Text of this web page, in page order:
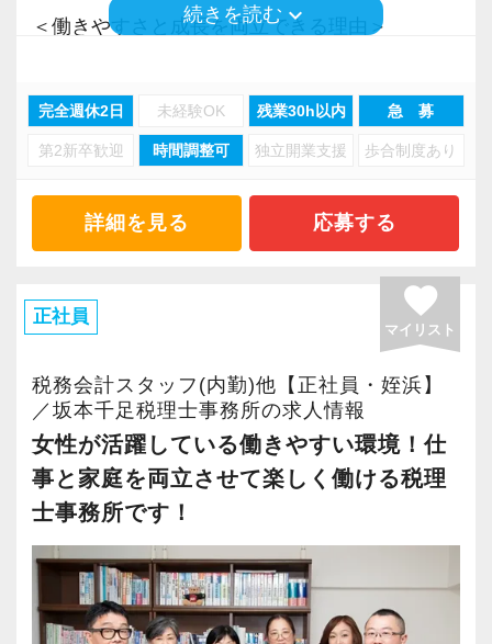
＜働きやすさと成長を両立できる理由＞
・分業体制で業務負担を軽減
・顧客対応や提案業務に集中可能
・資産税や相続など専門性の高い案件あり
・経験値が自然と積み上がる環境
・有給取得率90％以上
・繁忙期も月30～40h程度
・男性の育休取得率100％
・テレワーク導入済み
・全席デュアルモニタ完備
・クライアント2500社以上
・9割が紹介の安定基盤
・一般企業～医療・学校法人まで対応
続きを読むkeyboard_arrow_down
完全週休2日 未経験OK 残業30h以内 急 募
第2新卒歓迎 時間調整可 独立開業支援 歩合制度あり
詳細を見る 応募する
正社員 favorite
マイリスト
税務会計スタッフ(内勤)他【正社員・姪浜】
／坂本千足税理士事務所の求人情報
女性が活躍している働きやすい環境！仕
事と家庭を両立させて楽しく働ける税理
士事務所です！